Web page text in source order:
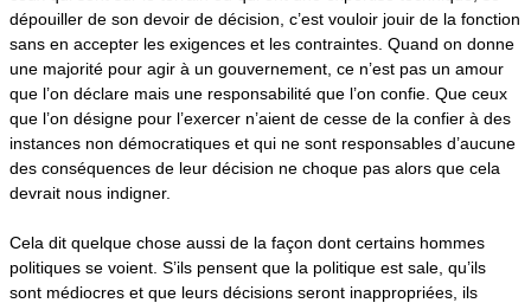
dépouiller de son devoir de décision, c’est vouloir jouir de la fonction
sans en accepter les exigences et les contraintes. Quand on donne
une majorité pour agir à un gouvernement, ce n’est pas un amour
que l’on déclare mais une responsabilité que l’on confie. Que ceux
que l’on désigne pour l’exercer n’aient de cesse de la confier à des
instances non démocratiques et qui ne sont responsables d’aucune
des conséquences de leur décision ne choque pas alors que cela
devrait nous indigner.
Cela dit quelque chose aussi de la façon dont certains hommes
politiques se voient. S’ils pensent que la politique est sale, qu’ils
sont médiocres et que leurs décisions seront inappropriées, ils